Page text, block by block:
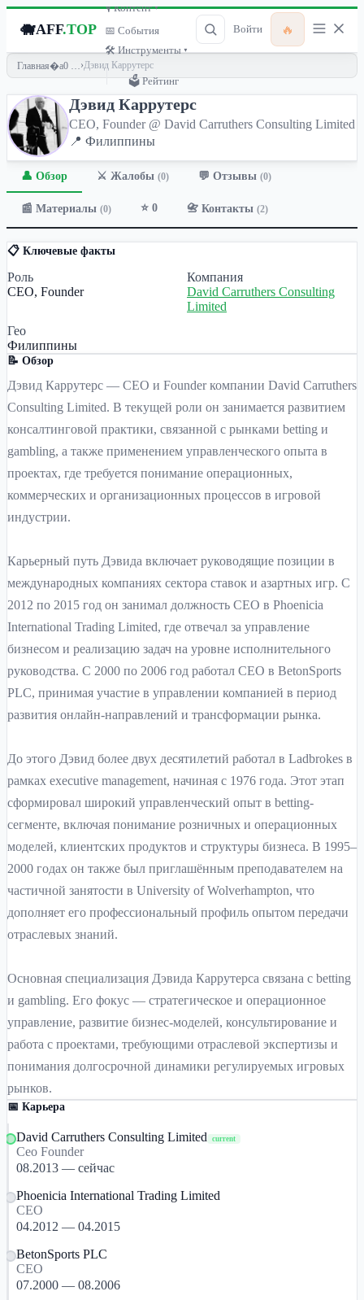
🐗AFF.TOP
🎙 Контент ▾
📅 События
🛠 Инструменты ▾
🗳 Рейтинг
Войти 🔥
Главная ›Дэвид Каррутерс
Дэвид Каррутерс
CEO, Founder @ David Carruthers Consulting Limited
📍 Филиппины
👤 Обзор ⚔️ Жалобы (0) 💬 Отзывы (0)
📰 Материалы (0) ⭐ 0 📇 Контакты (2)
📋 Ключевые факты
Роль
CEO, Founder
Компания
David Carruthers Consulting
Limited
Гео
Филиппины
📝 Обзор
Дэвид Каррутерс — CEO и Founder компании David Carruthers
Consulting Limited. В текущей роли он занимается развитием
консалтинговой практики, связанной с рынками betting и
gambling, а также применением управленческого опыта в
проектах, где требуется понимание операционных,
коммерческих и организационных процессов в игровой
индустрии.
Карьерный путь Дэвида включает руководящие позиции в
международных компаниях сектора ставок и азартных игр. С
2012 по 2015 год он занимал должность CEO в Phoenicia
International Trading Limited, где отвечал за управление
бизнесом и реализацию задач на уровне исполнительного
руководства. С 2000 по 2006 год работал CEO в BetonSports
PLC, принимая участие в управлении компанией в период
развития онлайн-направлений и трансформации рынка.
До этого Дэвид более двух десятилетий работал в Ladbrokes в
рамках executive management, начиная с 1976 года. Этот этап
сформировал широкий управленческий опыт в betting-
сегменте, включая понимание розничных и операционных
моделей, клиентских продуктов и структуры бизнеса. В 1995–
2000 годах он также был приглашённым преподавателем на
частичной занятости в University of Wolverhampton, что
дополняет его профессиональный профиль опытом передачи
отраслевых знаний.
Основная специализация Дэвида Каррутерса связана с betting
и gambling. Его фокус — стратегическое и операционное
управление, развитие бизнес-моделей, консультирование и
работа с проектами, требующими отраслевой экспертизы и
понимания долгосрочной динамики регулируемых игровых
рынков.
📅 Карьера
David Carruthers Consulting Limited current
Ceo Founder
08.2013 — сейчас
Phoenicia International Trading Limited
CEO
04.2012 — 04.2015
BetonSports PLC
CEO
07.2000 — 08.2006